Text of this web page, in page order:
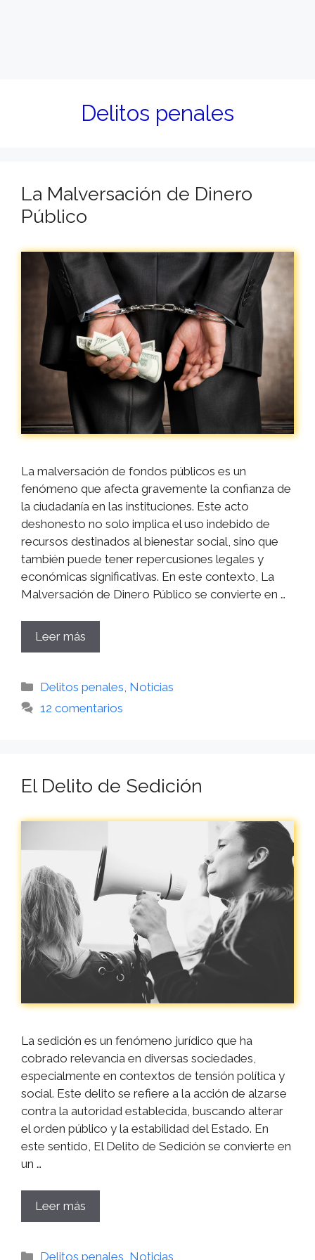
Delitos penales
La Malversación de Dinero
Público
La malversación de fondos públicos es un
fenómeno que afecta gravemente la confianza de
la ciudadanía en las instituciones. Este acto
deshonesto no solo implica el uso indebido de
recursos destinados al bienestar social, sino que
también puede tener repercusiones legales y
económicas significativas. En este contexto, La
Malversación de Dinero Público se convierte en …
Leer más
Categorías
Delitos penales, Noticias
12 comentarios
El Delito de Sedición
La sedición es un fenómeno jurídico que ha
cobrado relevancia en diversas sociedades,
especialmente en contextos de tensión política y
social. Este delito se refiere a la acción de alzarse
contra la autoridad establecida, buscando alterar
el orden público y la estabilidad del Estado. En
este sentido, El Delito de Sedición se convierte en
un …
Leer más
Categorías
Delitos penales Noticias